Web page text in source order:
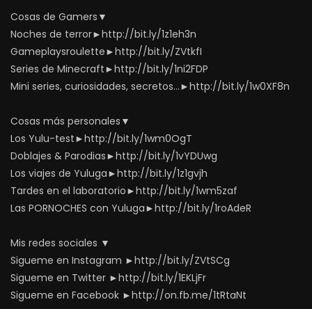
Cosas de Gamers▼
Noches de terror►http://bit.ly/1z1eh3n
Gameplaysroulette►http://bit.ly/ZVtkfI
Series de Minecraft►http://bit.ly/1ni2FDP
Mini series, curiosidades, secretos…►http://bit.ly/1w0XF8n
Cosas más personales▼
Los Yulu-test►http://bit.ly/1wm0OgT
Doblajes & Parodias►http://bit.ly/1vYDUwg
Los viajes de Yuluga►http://bit.ly/1z1gvjh
Tardes en el laboratorio►http://bit.ly/1wm5zaf
Las PORNOCHES con Yuluga►http://bit.ly/1roAdeR
Mis redes sociales ▼
Sigueme en Instagram ►http://bit.ly/ZVtSCg
Sigueme en Twitter ►http://bit.ly/1EKLjFr
Sigueme en Facebook ►http://on.fb.me/1tRtaNt